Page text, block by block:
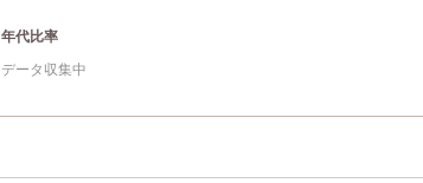
年代比率
データ収集中